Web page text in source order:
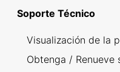
Soporte Técnico
Visualización de la
Obtenga /